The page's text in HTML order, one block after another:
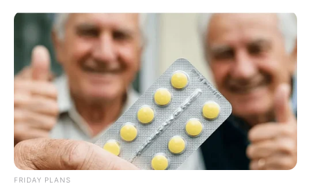
Como Fazer uma Bolsa de Calça
Jeans Linda e Fácil
FRIDAY PLANS